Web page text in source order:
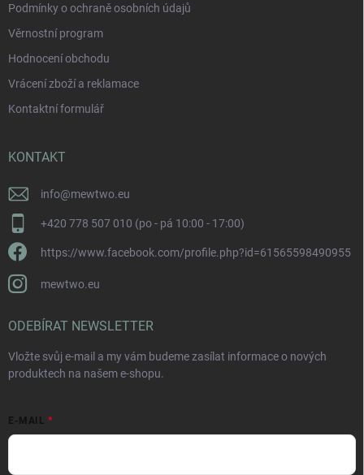
Podmínky o ochraně osobních údajů
Věrnostní program
Hodnocení obchodu
Vrácení zboží a reklamace
Kontaktní formulář
KONTAKT
info@mewtwo.eu
+420 778 507 010 (po - pá 10:00 - 17:00)
https://www.facebook.com/profile.php?id=61565598490955
mewtwo.eu
ODEBÍRAT NEWSLETTER
Vložte svůj e-mail a my vám budeme zasílat informace o nových
produktech na našem e-shopu.
E-MAIL